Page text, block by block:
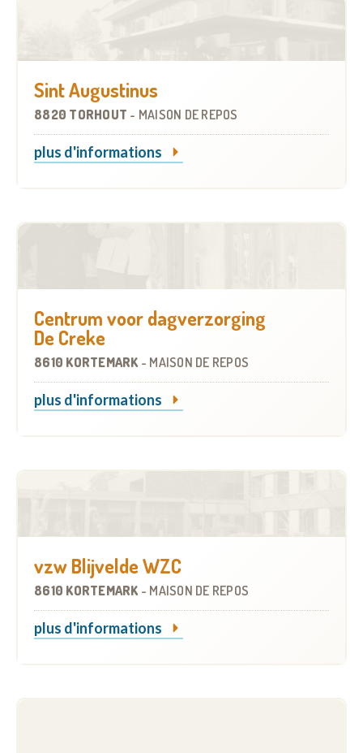
Sint Augustinus
8820 TORHOUT - MAISON DE REPOS
plus d'informations
Centrum voor dagverzorging
De Creke
8610 KORTEMARK - MAISON DE REPOS
plus d'informations
vzw Blijvelde WZC
8610 KORTEMARK - MAISON DE REPOS
plus d'informations